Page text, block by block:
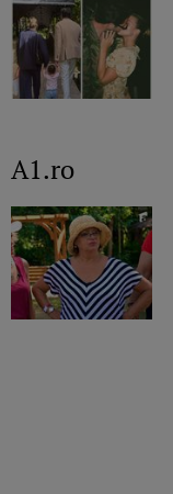
A1.ro